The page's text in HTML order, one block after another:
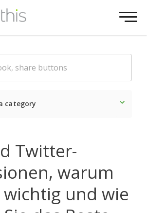
category
Twitter-
warum
wichtig und wie